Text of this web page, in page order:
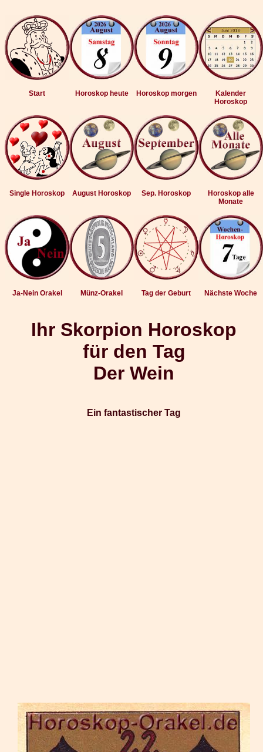
Start Horoskop heute Horoskop morgen
Kalender
Horoskop
Single Horoskop August Horoskop Sep. Horoskop
Horoskop alle
Monate
Ja-Nein Orakel Münz-Orakel Tag der Geburt Nächste Woche
Ihr Skorpion Horoskop
für den Tag
Der Wein
Ein fantastischer Tag